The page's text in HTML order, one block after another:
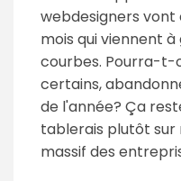
webdesigners
mois qui viennent
courbes. Pourra-t-
certains,
de l'année? Ça
tablerais plutôt sur
massif des